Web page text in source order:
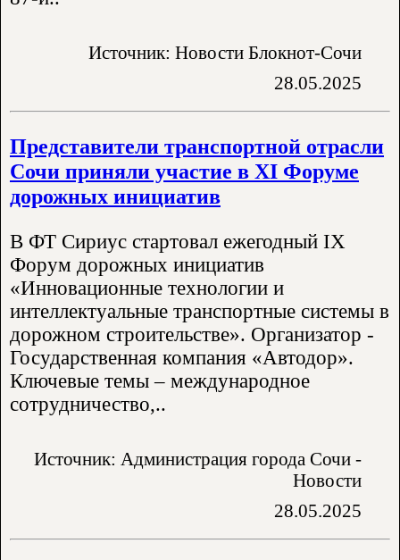
Источник: Новости Блокнот-Сочи
28.05.2025
Представители транспортной отрасли
Сочи приняли участие в XI Форуме
дорожных инициатив
В ФТ Сириус стартовал ежегодный IX
Форум дорожных инициатив
«Инновационные технологии и
интеллектуальные транспортные системы в
дорожном строительстве». Организатор -
Государственная компания «Автодор».
Ключевые темы – международное
сотрудничество,..
Источник: Администрация города Сочи -
Новости
28.05.2025